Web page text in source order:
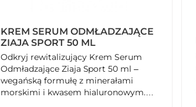
KREM SERUM ODMŁADZAJĄCE
ZIAJA SPORT 50 ML
Odkryj rewitalizujący Krem Serum
Odmładzające Ziaja Sport 50 ml –
wegańską formułę z minerałami
morskimi i kwasem hialuronowym.